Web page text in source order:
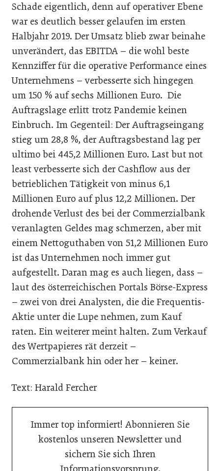
Schade eigentlich, denn auf operativer Ebene
war es deutlich besser gelaufen im ersten
Halbjahr 2019. Der Umsatz blieb zwar beinahe
unverändert, das EBITDA – die wohl beste
Kennziffer für die operative Performance eines
Unternehmens – verbesserte sich hingegen
um 150 % auf sechs Millionen Euro. Die
Auftragslage erlitt trotz Pandemie keinen
Einbruch. Im Gegenteil: Der Auftragseingang
stieg um 28,8 %, der Auftragsbestand lag per
ultimo bei 445,2 Millionen Euro. Last but not
least verbesserte sich der Cashflow aus der
betrieblichen Tätigkeit von minus 6,1
Millionen Euro auf plus 12,2 Millionen. Der
drohende Verlust des bei der Commerzialbank
veranlagten Geldes mag schmerzen, aber mit
einem Nettoguthaben von 51,2 Millionen Euro
ist das Unternehmen noch immer gut
aufgestellt. Daran mag es auch liegen, dass –
laut des österreichischen Portals Börse-­Express
– zwei von drei Analysten, die die Frequentis-
Aktie unter die Lupe nehmen, zum Kauf
raten. Ein weiterer meint halten. Zum Verkauf
des Wertpapieres rät derzeit –
Commerzialbank hin oder her – keiner.
Text: Harald Fercher
Immer top informiert! Abonnieren Sie
kostenlos unseren Newsletter und
sichern Sie sich Ihren